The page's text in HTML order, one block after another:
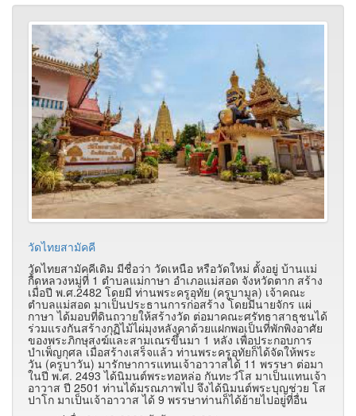
วัดไทยสามัคคี
วัดไทยสามัคคีเดิม มีชื่อว่า วัดเหนือ หรือวัดใหม่ ตั้งอยู่ บ้านแม่
กื้ดหลวงหมู่ที่ 1 ตำบลแม่กาษา อำเภอแม่สอด จังหวัดตาก สร้าง
เมื่อปี พ.ศ.2482 โดยมี ท่านพระครูอุทัย (ครูบามูล) เจ้าคณะ
ตำบลแม่สอด มาเป็นประธานการก่อสร้าง โดยมีนายจักร แผ่
กาษา ได้มอบที่ดินถวายให้สร้างวัด ต่อมาคณะศรัทธาสาธุชนได้
ร่วมแรงกันสร้างกุฏิไม้ไผ่มุงหลังคาด้วยแฝกพอเป็นที่พักพิงอาศัย
ของพระภิกษุสงฆ์และสามเณรขึ้นมา 1 หลัง เพื่อประกอบการ
บำเพ็ญกุศล เมื่อสร้างเสร็จแล้ว ท่านพระครูอุทัยก็ได้จัดให้พระ
วัน (ครูบาวัน) มารักษาการแทนเจ้าอาวาสได้ 11 พรรษา ต่อมา
ในปี พ.ศ. 2493 ได้นิมนต์พระทอหล่อ กันทะวํโส มาเป็นแทนเจ้า
อาวาส ปี 2501 ท่านได้มรณภาพไป จึงได้นิมนต์พระบุญช่วย โส
ปาโก มาเป็นเจ้าอาวาส ได้ 9 พรรษาท่านก็ได้ย้ายไปอยู่ที่อื่น